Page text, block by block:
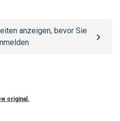
anzeigen, bevor Sie
original.